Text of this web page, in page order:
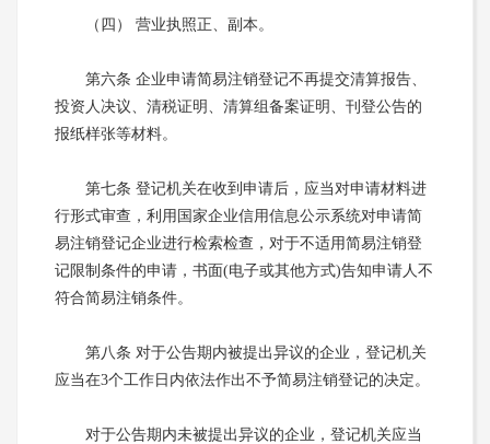
（四） 营业执照正、副本。
第六条 企业申请简易注销登记不再提交清算报告、
投资人决议、清税证明、清算组备案证明、刊登公告的
报纸样张等材料。
第七条 登记机关在收到申请后，应当对申请材料进
行形式审查，利用国家企业信用信息公示系统对申请简
易注销登记企业进行检索检查，对于不适用简易注销登
记限制条件的申请，书面(电子或其他方式)告知申请人不
符合简易注销条件。
第八条 对于公告期内被提出异议的企业，登记机关
应当在3个工作日内依法作出不予简易注销登记的决定。
对于公告期内未被提出异议的企业，登记机关应当